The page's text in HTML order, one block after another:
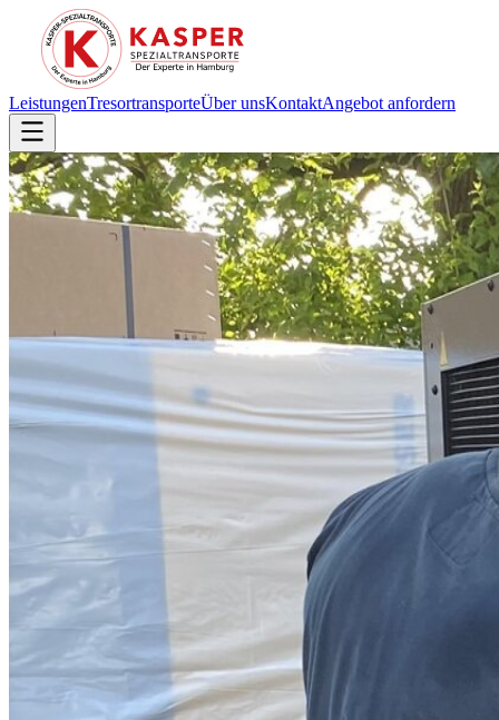
LeistungenTresortransporteÜber unsKontaktAngebot anfordern